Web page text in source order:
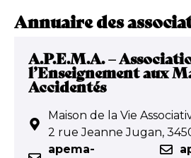
Annuaire des
A.P.E.M.A. –
l’Enseignement aux
Accidentés
Maison de la Vie
2 rue Jeanne Jugan,
apema-